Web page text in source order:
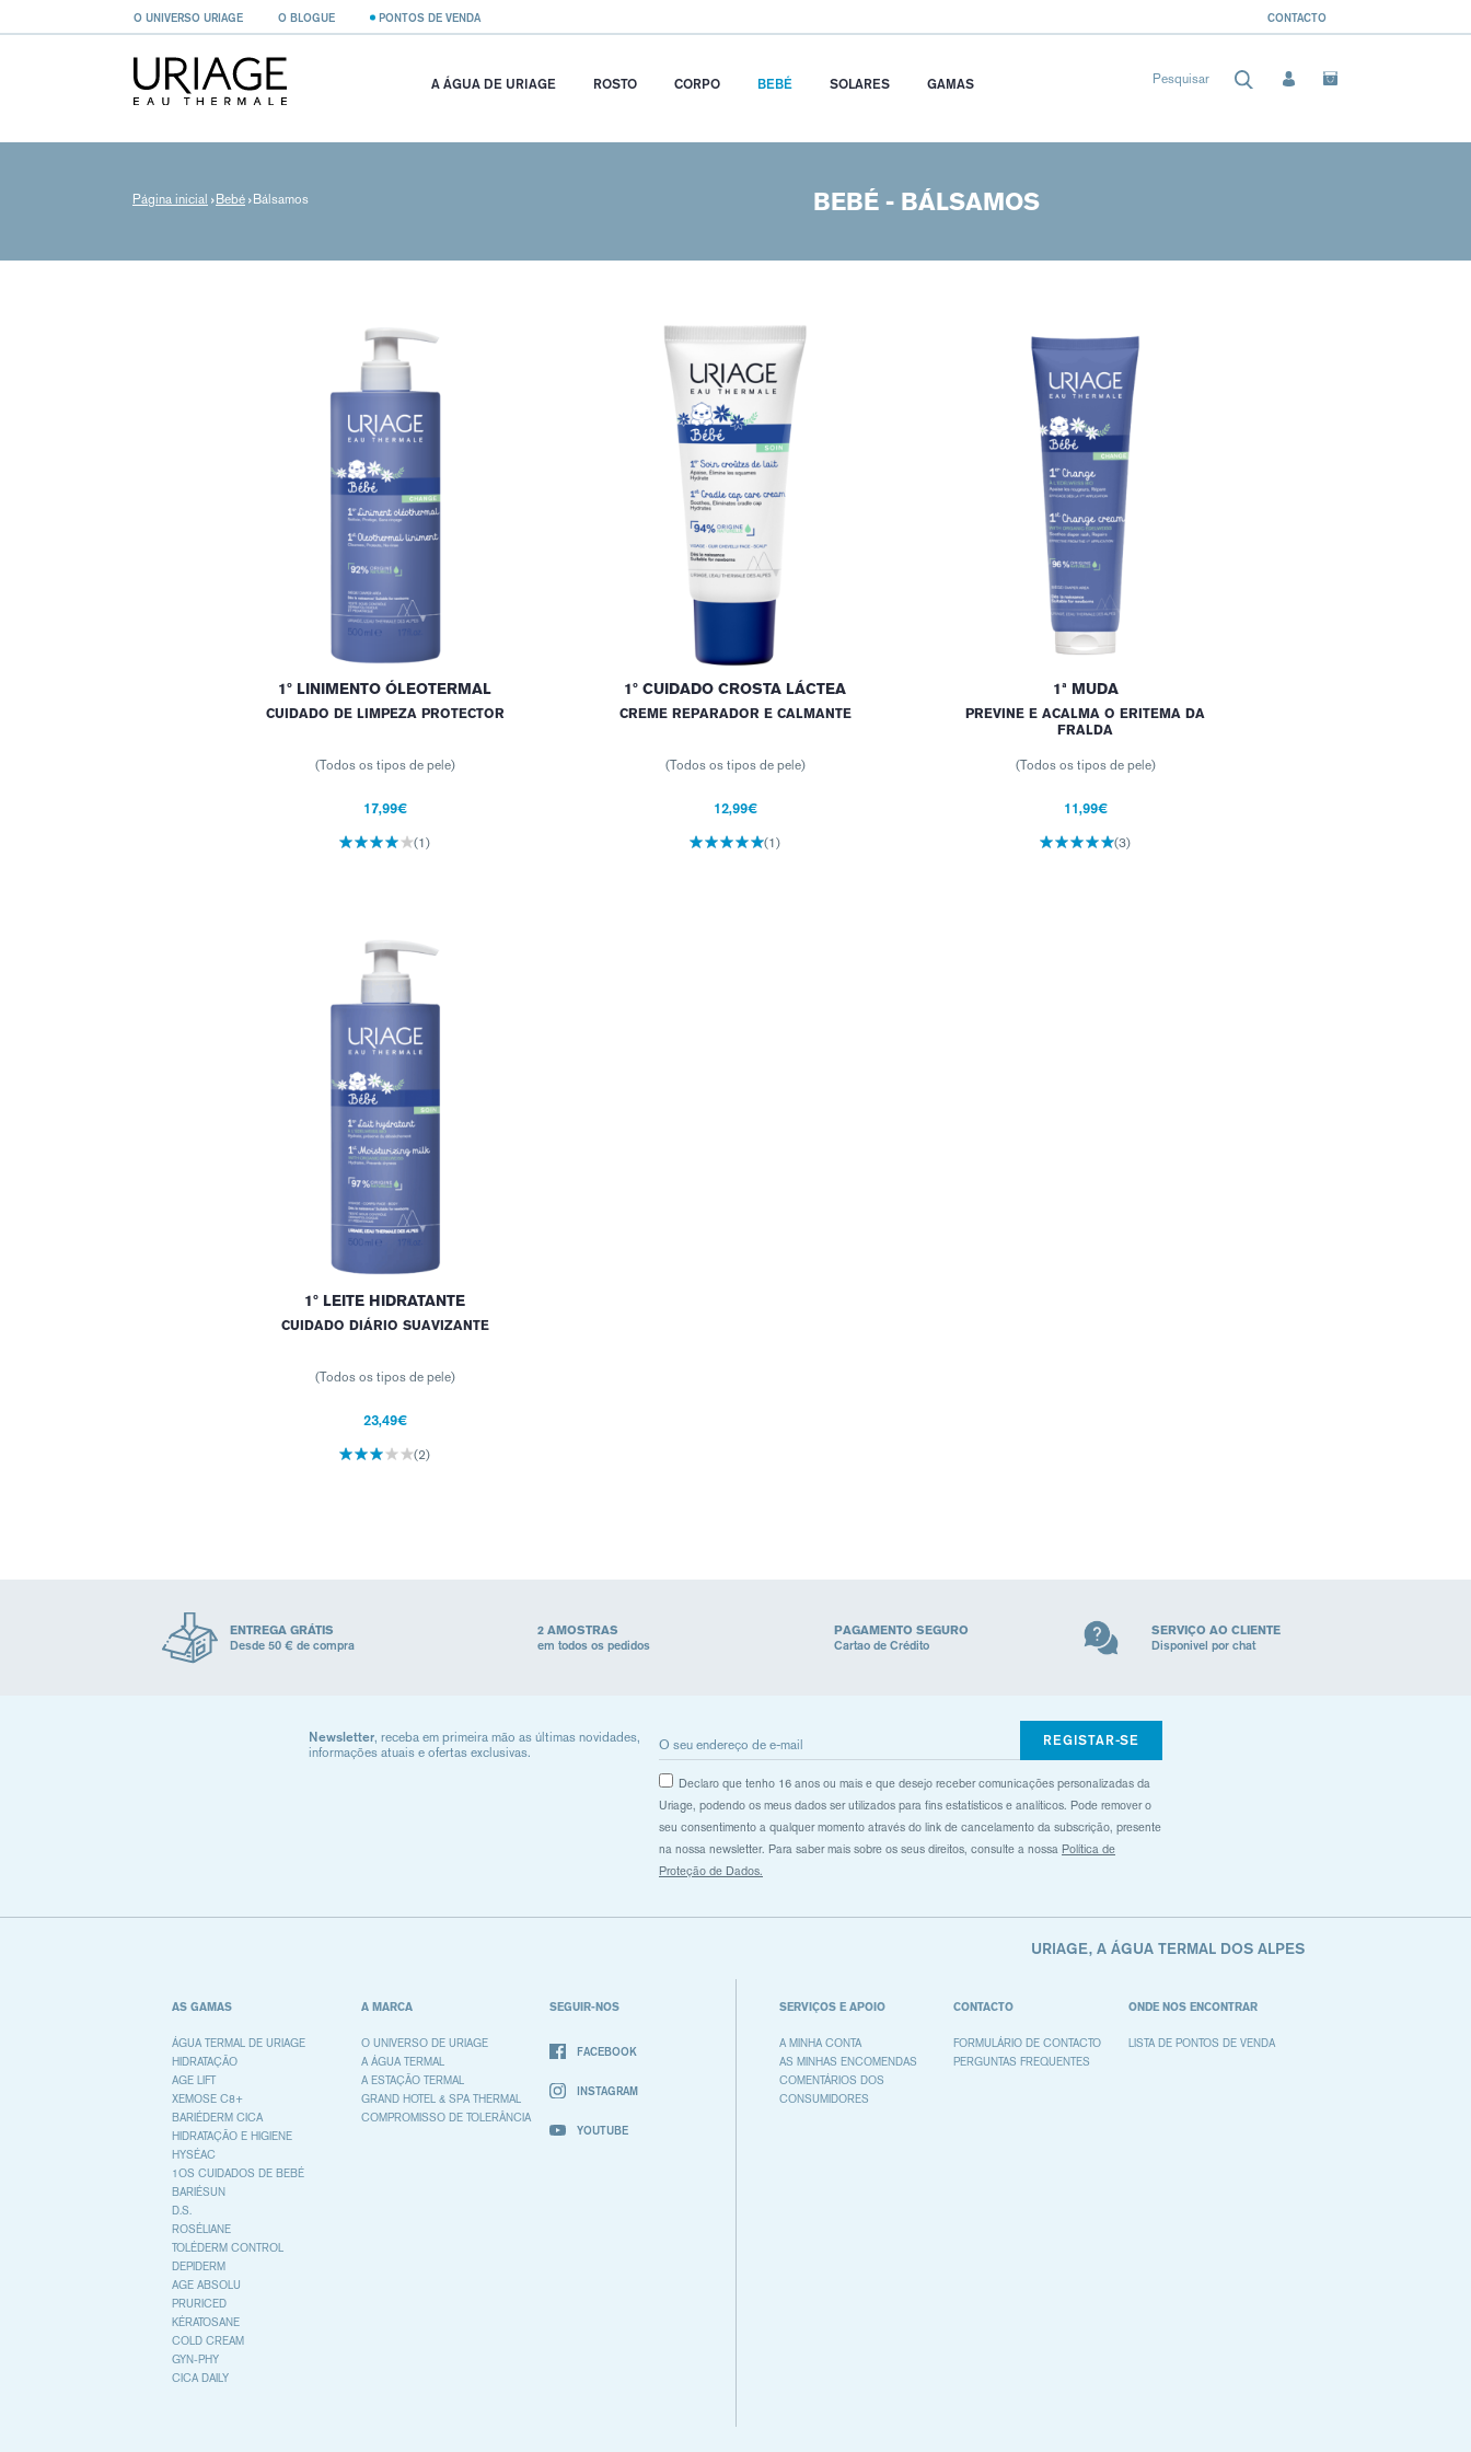
O UNIVERSO URIAGE O BLOGUE PONTOS DE VENDA CONTACTO
A ÁGUA DE URIAGE ROSTO CORPO BEBÉ SOLARES GAMAS
Página inicial Bebé Bálsamos BEBÉ - BÁLSAMOS
1º LINIMENTO ÓLEOTERMAL
CUIDADO DE LIMPEZA PROTECTOR
(Todos os tipos de pele)
17,99€
(1)
1º CUIDADO CROSTA LÁCTEA
CREME REPARADOR E CALMANTE
(Todos os tipos de pele)
12,99€
(1)
1ª MUDA
PREVINE E ACALMA O ERITEMA DA
FRALDA
(Todos os tipos de pele)
11,99€
(3)
1º LEITE HIDRATANTE
CUIDADO DIÁRIO SUAVIZANTE
(Todos os tipos de pele)
23,49€
(2)
ENTREGA GRÁTIS
Desde 50 € de compra
2 AMOSTRAS
em todos os pedidos
PAGAMENTO SEGURO
Cartao de Crédito
SERVIÇO AO CLIENTE
Disponivel por chat
Newsletter, receba em primeira mão as últimas novidades,
informações atuais e ofertas exclusivas.
REGISTAR-SE
Declaro que tenho 16 anos ou mais e que desejo receber comunicações personalizadas da
Uriage, podendo os meus dados ser utilizados para fins estatísticos e analíticos. Pode remover o
seu consentimento a qualquer momento através do link de cancelamento da subscrição, presente
na nossa newsletter. Para saber mais sobre os seus direitos, consulte a nossa Política de
Proteção de Dados.
URIAGE, A ÁGUA TERMAL DOS ALPES
AS GAMAS
ÁGUA TERMAL DE URIAGE
HIDRATAÇÃO
AGE LIFT
XEMOSE C8+
BARIÉDERM CICA
HIDRATAÇÃO E HIGIENE
HYSÉAC
1OS CUIDADOS DE BEBÉ
BARIÉSUN
D.S.
ROSÉLIANE
TOLÉDERM CONTROL
DEPIDERM
AGE ABSOLU
PRURICED
KÉRATOSANE
COLD CREAM
GYN-PHY
CICA DAILY
A MARCA
O UNIVERSO DE URIAGE
A ÁGUA TERMAL
A ESTAÇÃO TERMAL
GRAND HOTEL & SPA THERMAL
COMPROMISSO DE TOLERÂNCIA
SEGUIR-NOS
FACEBOOK
INSTAGRAM
YOUTUBE
SERVIÇOS E APOIO
A MINHA CONTA
AS MINHAS ENCOMENDAS
COMENTÁRIOS DOS
CONSUMIDORES
CONTACTO
FORMULÁRIO DE CONTACTO
PERGUNTAS FREQUENTES
ONDE NOS ENCONTRAR
LISTA DE PONTOS DE VENDA